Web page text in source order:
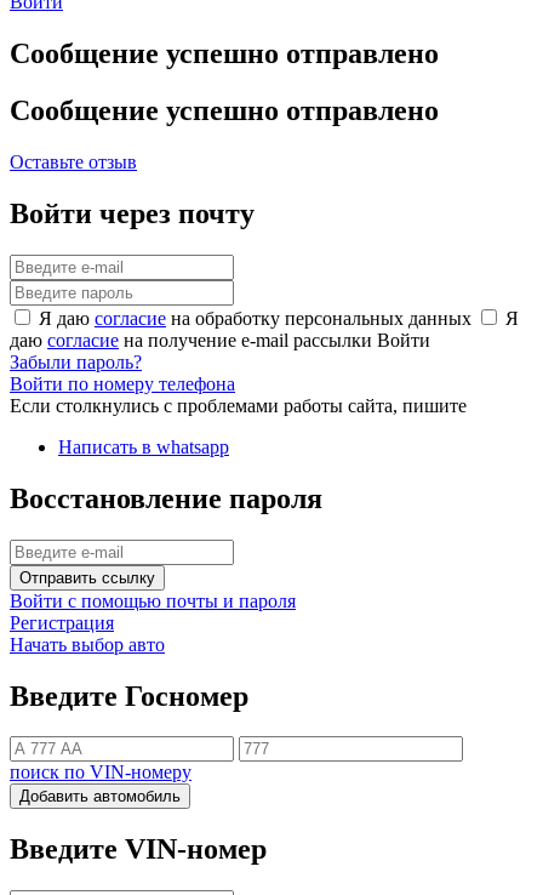
Сообщение успешно отправлено
Сообщение успешно отправлено
Оставьте отзыв
Войти через почту
Я даю согласие на обработку персональных данных
Я
даю согласие на получение e-mail рассылки Войти
Забыли пароль?
Войти по номеру телефона
Если столкнулись с проблемами работы сайта, пишите
Написать в whatsapp
Восстановление пароля
Отправить ссылку
Войти с помощью почты и пароля
Регистрация
Начать выбор авто
Введите Госномер
поиск по VIN-номеру
Добавить автомобиль
Введите VIN-номер